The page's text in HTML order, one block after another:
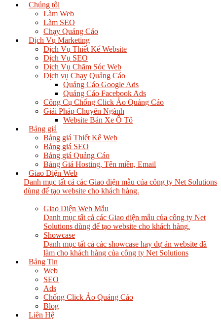
Chúng tôi
Làm Web
Làm SEO
Chạy Quảng Cáo
Dịch Vụ Marketing
Dịch Vụ Thiết Kế Website
Dịch Vụ SEO
Dịch Vụ Chăm Sóc Web
Dịch vụ Chạy Quảng Cáo
Quảng Cáo Google Ads
Quảng Cáo Facebook Ads
Công Cụ Chống Click Ảo Quảng Cáo
Giải Pháp Chuyên Ngành
Website Bán Xe Ô Tô
Bảng giá
Bảng giá Thiết Kế Web
Bảng giá SEO
Bảng giá Quảng Cáo
Bảng Giá Hosting, Tên miền, Email
Giao Diện Web
Danh mục tất cả các Giao diện mẫu của công ty Net Solutions
dùng để tạo website cho khách hàng.
Giao Diện Web Mẫu
Danh mục tất cả các Giao diện mẫu của công ty Net
Solutions dùng để tạo website cho khách hàng.
Showcase
Danh mục tất cả các showcase hay dự án website đã
làm cho khách hàng của công ty Net Solutions
Bảng Tin
Web
SEO
Ads
Chống Click Ảo Quảng Cáo
Blog
Liên Hệ